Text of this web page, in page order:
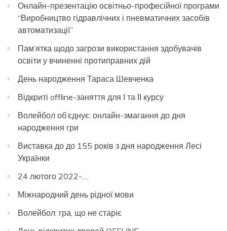
Онлайн-презентацію освітньо-професійної програми
“Виробництво гідравлічних і пневматичних засобів
автоматизації”
Пам’ятка щодо загрози використання здобувачів
освіти у вчиненні протиправних дій
День народження Тараса Шевченка
Відкриті offline-заняття для І та ІІ курсу
Волейбол об’єднує: онлайн-змагання до дня
народження гри
Виставка до до 155 років з дня народження Лесі
Українки
24 лютого 2022-….
Міжнародний день рідної мови
Волейбол: гра, що не старіє